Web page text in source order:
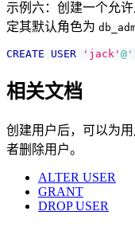
示例六：创建一个允
定其默认角色为
CREATE USER 'jack'
相关文档
创建用户后，可以为
者删除用户。
ALTER USER
GRANT
DROP USER